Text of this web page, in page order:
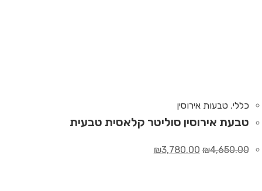
כללי, טבעות אירוסין
טבעת אירוסין סוליטר קלאסית טבעית
₪4,650.00
₪3,780.00